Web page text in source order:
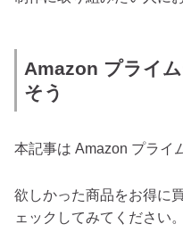
Amazon プライ
そう
本記事は Amazon プライ
欲しかった商品をお得に
ェックしてみてください。